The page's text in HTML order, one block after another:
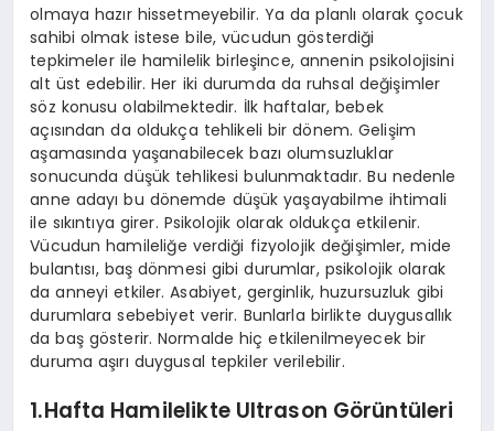
olmaya hazır hissetmeyebilir. Ya da planlı olarak çocuk
sahibi olmak istese bile, vücudun gösterdiği
tepkimeler ile hamilelik birleşince, annenin psikolojisini
alt üst edebilir. Her iki durumda da ruhsal değişimler
söz konusu olabilmektedir. İlk haftalar, bebek
açısından da oldukça tehlikeli bir dönem. Gelişim
aşamasında yaşanabilecek bazı olumsuzluklar
sonucunda düşük tehlikesi bulunmaktadır. Bu nedenle
anne adayı bu dönemde düşük yaşayabilme ihtimali
ile sıkıntıya girer. Psikolojik olarak oldukça etkilenir.
Vücudun hamileliğe verdiği fizyolojik değişimler, mide
bulantısı, baş dönmesi gibi durumlar, psikolojik olarak
da anneyi etkiler. Asabiyet, gerginlik, huzursuzluk gibi
durumlara sebebiyet verir. Bunlarla birlikte duygusallık
da baş gösterir. Normalde hiç etkilenilmeyecek bir
duruma aşırı duygusal tepkiler verilebilir.
1.Hafta Hamilelikte Ultrason Görüntüleri